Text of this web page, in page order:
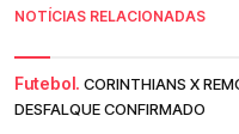
NOTÍCIAS RELACIONADAS
Futebol. CORINTHIANS X
DESFALQUE CONFIRMADO